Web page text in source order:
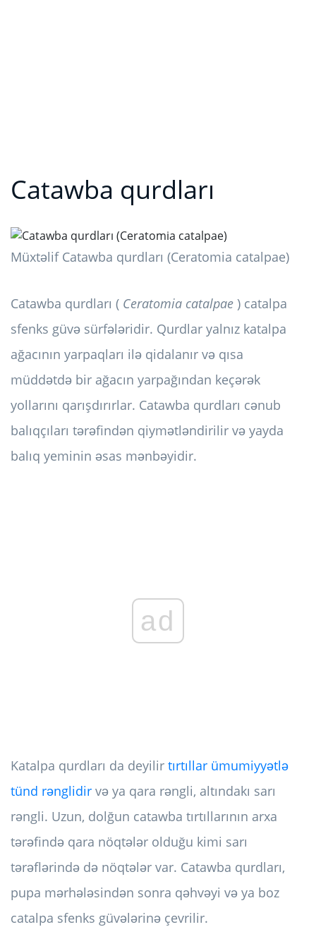
Catawba qurdları
Müxtəlif Catawba qurdları (Ceratomia catalpae)
Catawba qurdları ( Ceratomia catalpae ) catalpa
sfenks güvə sürfələridir. Qurdlar yalnız katalpa
ağacının yarpaqları ilə qidalanır və qısa
müddətdə bir ağacın yarpağından keçərək
yollarını qarışdırırlar. Catawba qurdları cənub
balıqçıları tərəfindən qiymətləndirilir və yayda
balıq yeminin əsas mənbəyidir.
ad
Katalpa qurdları da deyilir tırtıllar ümumiyyətlə
tünd rənglidir və ya qara rəngli, altındakı sarı
rəngli. Uzun, dolğun catawba tırtıllarının arxa
tərəfində qara nöqtələr olduğu kimi sarı
tərəflərində də nöqtələr var. Catawba qurdları,
pupa mərhələsindən sonra qəhvəyi və ya boz
catalpa sfenks güvələrinə çevrilir.